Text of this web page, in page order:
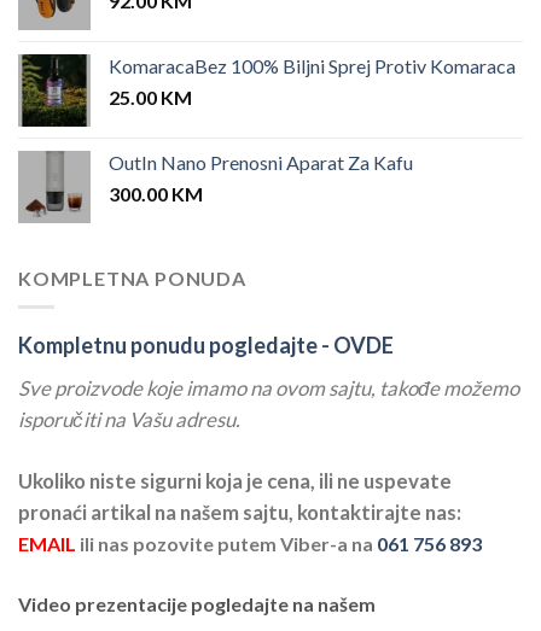
KomaracaBez 100% Biljni Sprej Protiv Komaraca
25.00 KM
OutIn Nano Prenosni Aparat Za Kafu
300.00 KM
KOMPLETNA PONUDA
Kompletnu ponudu pogledajte - OVDE
Sve proizvode koje imamo na ovom sajtu, takođe možemo
isporučiti na Vašu adresu.
Ukoliko niste sigurni koja je cena, ili ne uspevate
pronaći artikal na našem sajtu, kontaktirajte nas:
EMAIL ili nas pozovite putem Viber-a na 061 756 893
Video prezentacije pogledajte na našem